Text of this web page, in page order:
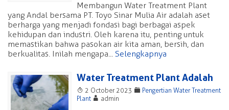
Membangun Water Treatment Plant
yang Andal bersama PT. Toyo Sinar Mulia Air adalah aset
berharga yang menjadi fondasi bagi berbagai aspek
kehidupan dan industri. Oleh karena itu, penting untuk
memastikan bahwa pasokan air kita aman, bersih, dan
berkualitas. Inilah mengapa... Selengkapnya
Water Treatment Plant Adalah
T 2 October 2023 F Pengertian Water Treatment
Plant A admin